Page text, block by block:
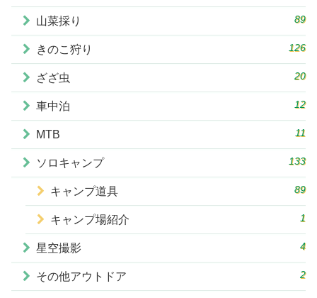
山菜採り 89
きのこ狩り 126
ざざ虫 20
車中泊 12
MTB 11
ソロキャンプ 133
キャンプ道具 89
キャンプ場紹介 1
星空撮影 4
その他アウトドア 2